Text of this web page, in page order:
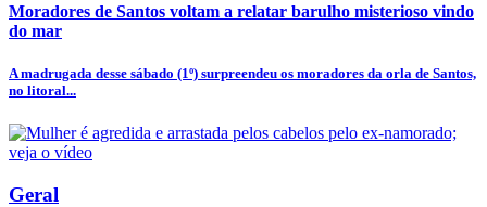
Moradores de Santos voltam a relatar barulho misterioso vindo
do mar
A madrugada desse sábado (1º) surpreendeu os moradores da orla de Santos,
no litoral...
Geral